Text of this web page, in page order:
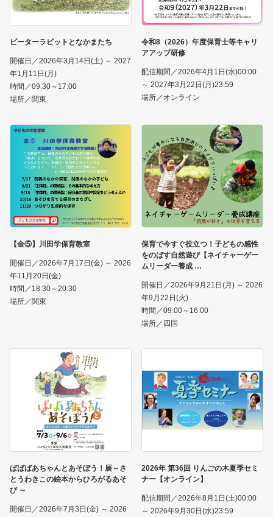
ピーターラビットとなかまたち
開催日／2026年3月14日(土) ～ 2027
年1月11日(月)
時間／09:30～17:00
場所／関東
令和8（2026）年度保育士等キャリ
アアップ研修
配信期間／2026年4月1日(水)00:00
～ 2027年3月22日(月)23:59
場所／オンライン
【金⑤】川田学保育教室
開催日／2026年7月17日(金) ～ 2026
年11月20日(金)
時間／18:30～20:30
場所／関東
保育で今すぐ役立つ！子どもの感性
をのばす自然遊び【ネイチャーゲー
ムリーダー養成
開催日／2026年9月21日(月) ～ 2026
年9月22日(火)
時間／09:00～16:00
場所／四国
ばばばあちゃんとあそぼう！展～さ
とうわきこの絵本からひろがるあそ
び ～
開催日／2026年7月3日(金) ～ 2026
2026年 第36回 りんごの木夏季セミ
ナー【オンライン】
配信期間／2026年8月1日(土)00:00
～ 2026年9月30日(水)23:59